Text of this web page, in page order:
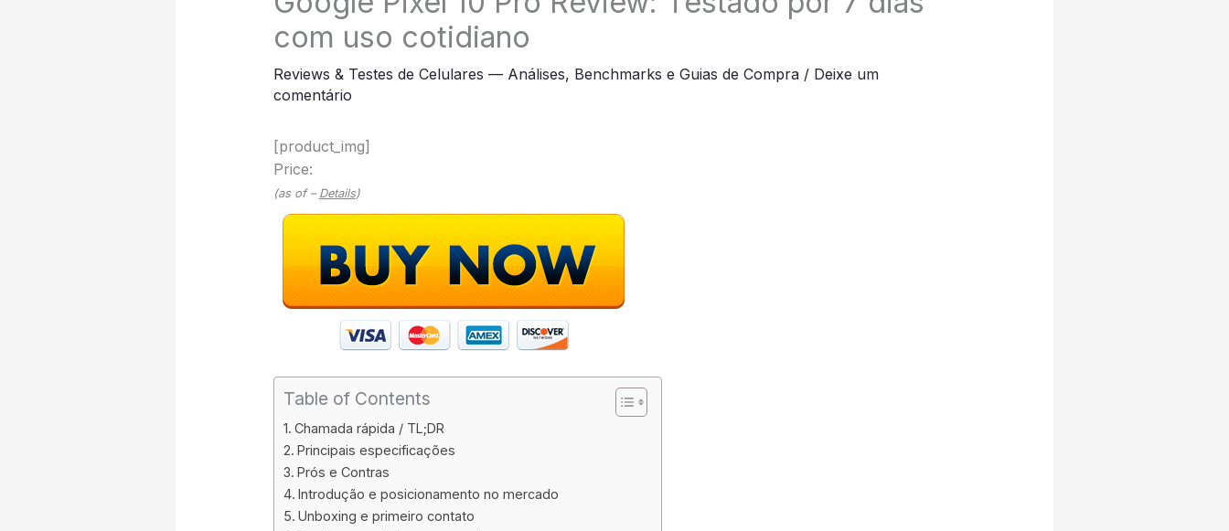
com uso cotidiano
Reviews & Testes de Celulares — Análises, Benchmarks e Guias de Compra/ Deixe um
comentário
[product_img]
Price:
(as of – Details)
Table of Contents
Chamada rápida / TL;DR
Principais especificações
Prós e Contras
Introdução e posicionamento no mercado
Unboxing e primeiro contato